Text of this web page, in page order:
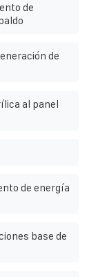
de
de
al panel
de energía
base de